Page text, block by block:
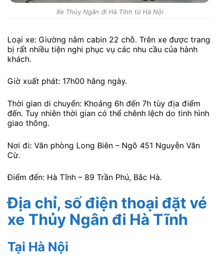
Xe Thủy Ngân đi Hà Tĩnh từ Hà Nội
Loại xe: Giường nằm cabin 22 chỗ. Trên xe được trang
bị rất nhiều tiện nghi phục vụ các nhu cầu của hành
khách.
Giờ xuất phát: 17h00 hằng ngày.
Thời gian di chuyển: Khoảng 6h đến 7h tùy địa điểm
đến. Tuy nhiên thời gian có thể chênh lệch do tình hình
giao thông.
Nơi đi: Văn phòng Long Biên – Ngõ 451 Nguyễn Văn
Cừ.
Điểm đến: Hà Tĩnh – 89 Trần Phú, Bắc Hà.
Địa chỉ, số điện thoại đặt vé
xe Thủy Ngân đi Hà Tĩnh
Tại Hà Nội